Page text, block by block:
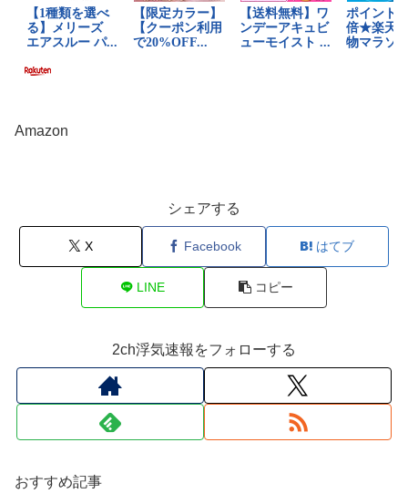
Amazon
シェアする
X Facebook はてブ
LINE コピー
2ch浮気速報をフォローする
おすすめ記事